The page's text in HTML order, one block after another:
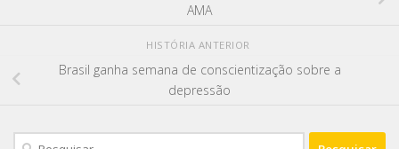
AMA
HISTÓRIA ANTERIOR
Brasil ganha semana de conscientização sobre a
depressão